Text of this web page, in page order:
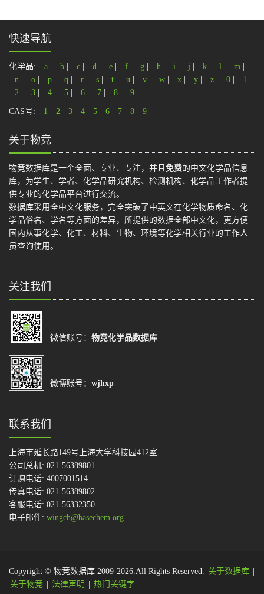
快速导航
化学品: a b c d e f g h i j k l m
n
o p q r s t u v w x y z 0 1
2
3 4 5 6 7 8 9
CAS号: 1 2 3 4 5 6 7 8 9
关于物竞
物竞数据库是一个全面、专业、专注，并且 免费的中文化学品信息
库，为学生、学者、化学品研究机构、检测机构、化学品工作者提
供专业的化学品平台进行交流。
数据库采用全中文化服务，完全突破了中英文在化学物质命名、化
学品俗名、学名等方面的差异，所提供的数据全部中文化，更方便
国内从事化学、化工、材料、生物、环境等化学相关行业的工作人
员查询使用。
关注我们
微信账号： 物竞化学品数据库
微博账号： wjhxp
联系我们
上海市延长路149号上海大学科技园412室
公司总机: 021-56389801
订购电话: 4007001514
传真电话: 021-56389802
客服电话: 021-56332350
电子邮件: wingch@basechem.org
Copyright © 物竞数据库 2009-2026.All Rights Reserved. 关于数据库
关于物竞
法律声明 热门关键字